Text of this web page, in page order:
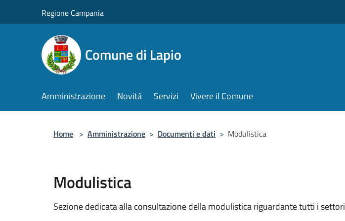
Regione Campania
Comune di Lapio
Amministrazione Novità Servizi Vivere il Comune
Home > Amministrazione > Documenti e dati > Modulistica
Modulistica
Sezione dedicata alla consultazione della modulistica riguardante tutti i settori